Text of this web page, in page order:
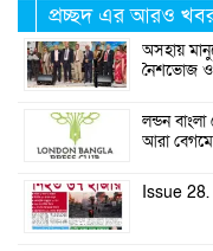
প্রচ্ছদ এর আরও
অসহায়
নৈশভোজ ও
লন্ডন
আরা
Issue